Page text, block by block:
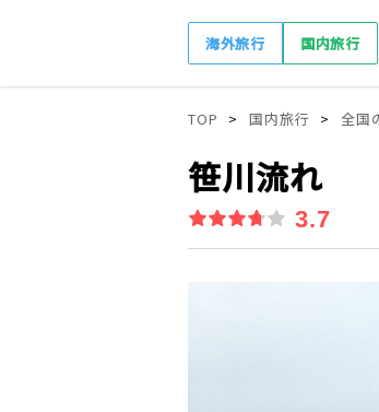
海外旅行 国内旅行
TOP 国内旅行 全国
笹川流れ
3.7